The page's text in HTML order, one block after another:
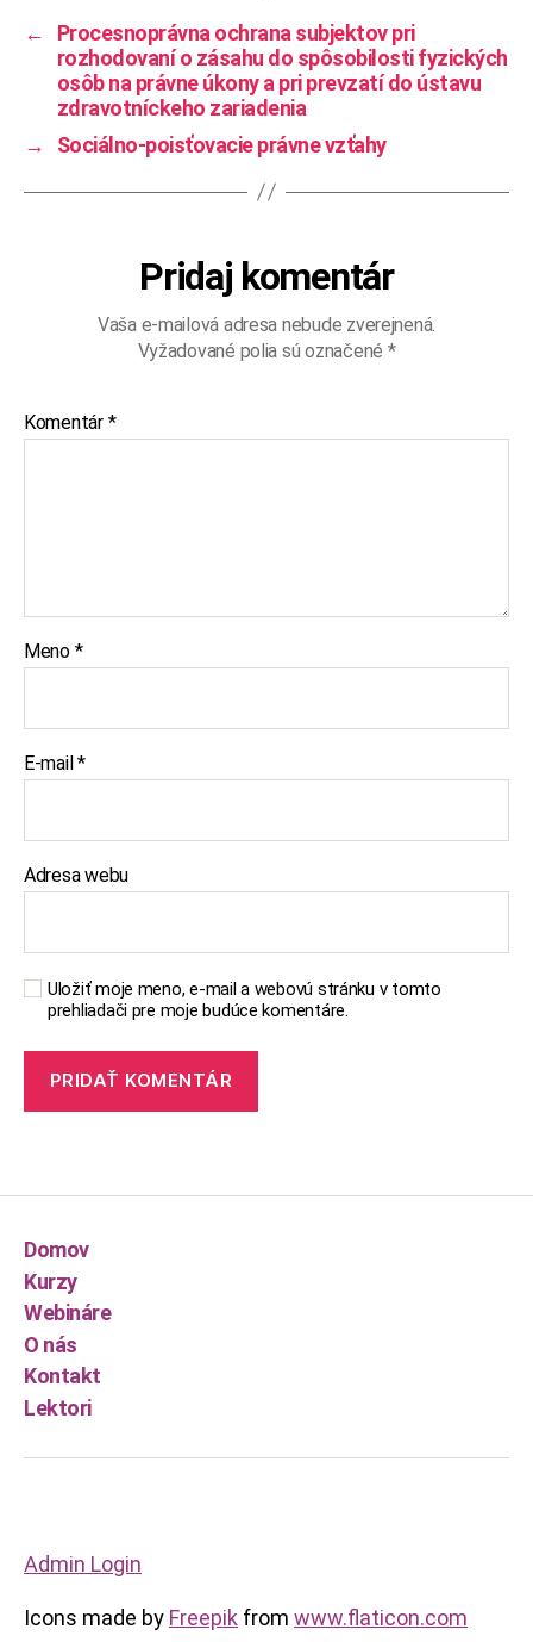
←
Procesnoprávna ochrana subjektov pri
rozhodovaní o zásahu do spôsobilosti fyzických
osôb na právne úkony a pri prevzatí do ústavu
zdravotníckeho zariadenia
→
Sociálno-poisťovacie právne vzťahy
Pridaj komentár
Vaša e-mailová adresa nebude zverejnená.
Vyžadované polia sú označené *
Komentár *
Meno *
E-mail*
Adresa webu
Uložiť moje meno, e-mail a webovú stránku v tomto
prehliadači pre moje budúce komentáre.
Domov
Kurzy
Webináre
O nás
Kontakt
Lektori
Admin Login
Icons made by Freepik from www.flaticon.com